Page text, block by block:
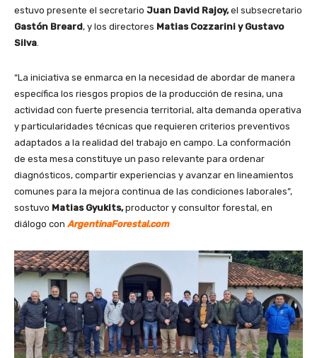
estuvo presente el secretario Juan David Rajoy,el subsecretario
Gastón Breard, y los directores Matias Cozzarini y Gustavo
Silva
“La iniciativa se enmarca en la necesidad de abordar de manera
específica los riesgos propios de la producción de resina, una
actividad con fuerte presencia territorial, alta demanda operativa
y particularidades técnicas que requieren criterios preventivos
adaptados a la realidad del trabajo en campo. La conformación
de esta mesa constituye un paso relevante para ordenar
diagnósticos, compartir experiencias y avanzar en lineamientos
comunes para la mejora continua de las condiciones laborales”,
sostuvo Matias Gyukits,productor y consultor forestal, en
diálogo con ArgentinaForestal.com